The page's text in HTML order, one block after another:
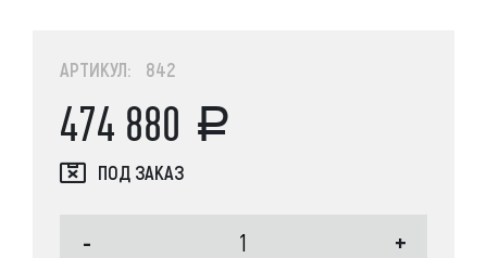
АРТИКУЛ: 842
474 880
ПОД ЗАКАЗ
- +